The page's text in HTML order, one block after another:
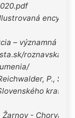
– významná
roznavska-
P.,
krasu
Žarnov -